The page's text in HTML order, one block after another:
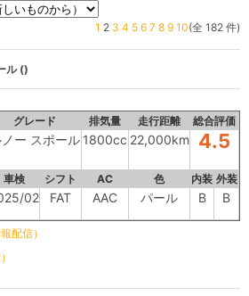
1 2 3 4 5 6 7 8 9 10(全 182 件)
ル ()
グレード 排気量 走行距離 総合評価
ノー スポール 1800cc 22,000km 4.5
車検 シフト AC 色 内装 外装
02 FAT AAC パール B B
配信）